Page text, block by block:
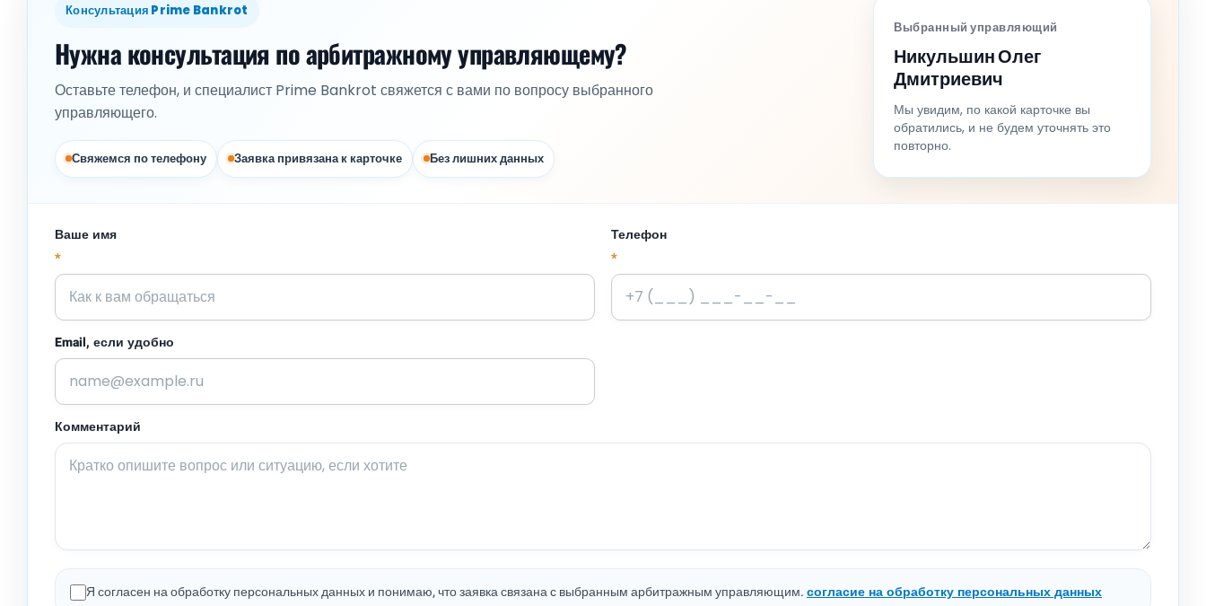
Консультация Prime Bankrot
Нужна консультация по арбитражному управляющему?
Оставьте телефон, и специалист Prime Bankrot свяжется с вами по вопросу выбранного
управляющего.
Свяжемся по телефону Заявка привязана к карточке Без лишних данных
Выбранный управляющий
Никульшин Олег
Дмитриевич
Мы увидим, по какой карточке вы
обратились, и не будем уточнять это
повторно.
Ваше имя
*
Телефон
*
Email, если удобно
Комментарий
Я согласен на обработку персональных данных и понимаю, что заявка связана с выбранным арбитражным управляющим.согласие на обработку персональных данных